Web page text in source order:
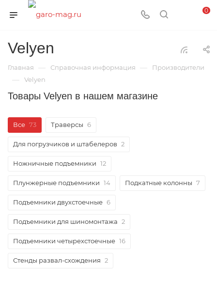
0
Velyen
Главная — Справочная информация — Производители
— Velyen
Товары Velyen в нашем магазине
Все 73 Траверсы 6
Для погрузчиков и штабелеров 2
Ножничные подъемники 12
Плунжерные подъемники 14 Подкатные колонны 7
Подъемники двухстоечные 6
Подъемники для шиномонтажа 2
Подъемники четырехстоечные 16
Стенды развал-схождения 2